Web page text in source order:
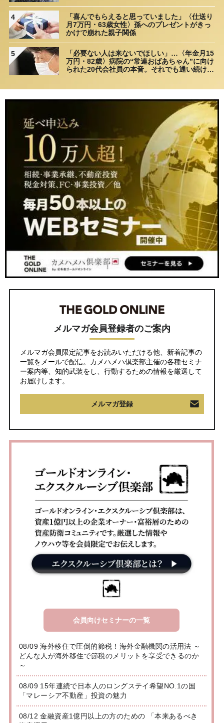
理由
4
「喜んでもらえると思っていました」〈仕送り
月7万円・63歳女性〉孫へのプレゼントがきっ
かけで崩れた親子関係
5
「必要ない人は来ないでほしい」…〈年金月15
万円・82歳〉病院の“常連おばあちゃん”に向け
られた20代会社員の本音。それでも通い続ける
メルマガ会員登録者のご案内
メルマガ会員限定記事をお読みいただける他、新着記事の
一覧をメールで配信。カメハメハ倶楽部主催の各種セミナ
ー案内等、知的武装をし、行動するための情報を厳選して
お届けします。
メルマガ登録
会員向けセミナーの一覧
08/09 海外移住で圧倒的節税！海外金融機関の活用法 ～
どんな人が海外移住で節税のメリットを享受できるのか
～
08/09 15年連続で日本人のロングステイ希望NO.1の国
「マレーシア不動産」投資の魅力
08/12 金融資産1億円以上の方のための 「本来あるべき